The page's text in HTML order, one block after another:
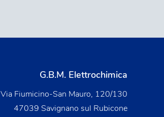
G.B.M. Elettrochimica
Via Fiumicino-San Mauro, 120/130
47039 Savignano sul Rubicone